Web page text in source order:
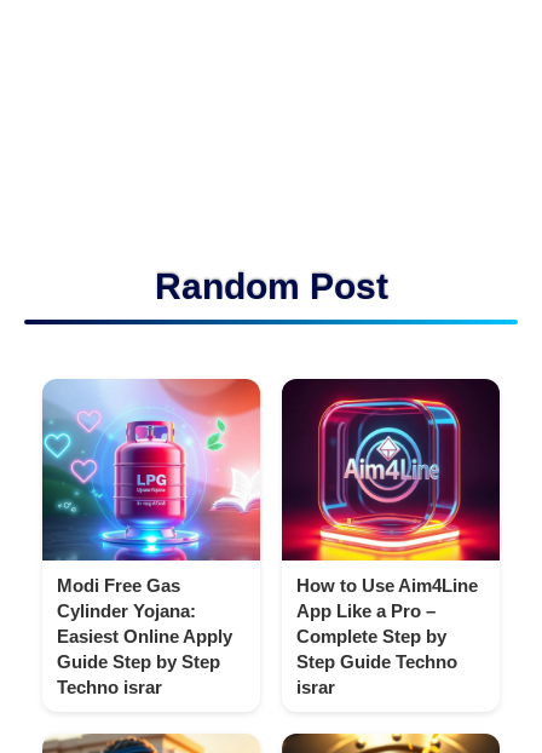
Random Post
Modi Free Gas
Cylinder Yojana:
Easiest Online Apply
Guide Step by Step
Techno israr
How to Use Aim4Line
App Like a Pro –
Complete Step by
Step Guide Techno
israr